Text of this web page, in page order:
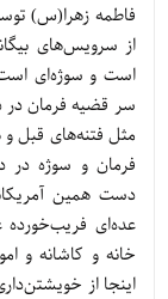
فاطمه زهرا(س)
از سرویس‌های
است و سوژه‌ای است
سر قضیه فرمان
فرمان و سوژه در
دست همین
عده‌ای فریب‌خورده
خانه و کاشانه و
اینجا از